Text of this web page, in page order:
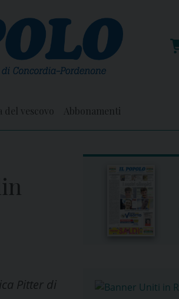
0
del vescovo Abbonamenti
Pitter di